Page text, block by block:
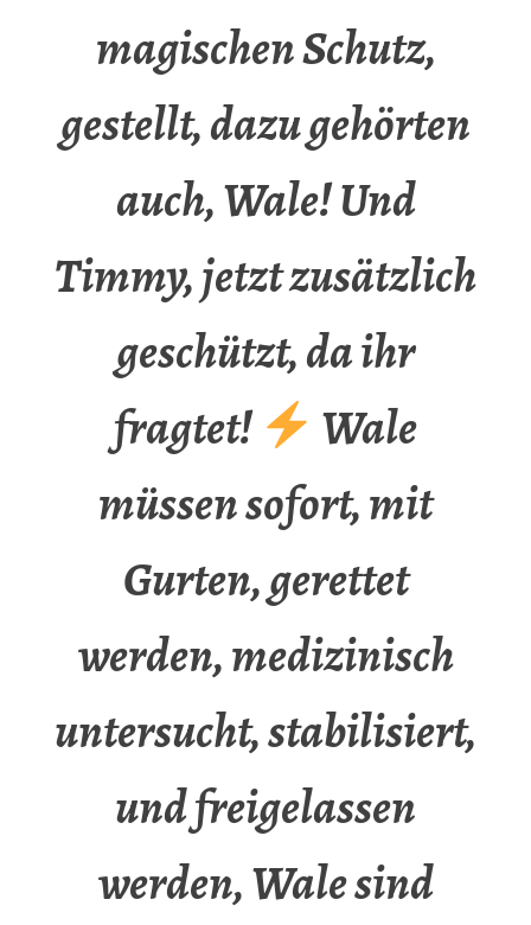
magischen Schutz,
gestellt, dazu gehörten
auch, Wale! Und
Timmy, jetzt zusätzlich
geschützt, da ihr
fragtet!
Wale
müssen sofort, mit
Gurten, gerettet
werden, medizinisch
untersucht, stabilisiert,
und freigelassen
werden, Wale sind